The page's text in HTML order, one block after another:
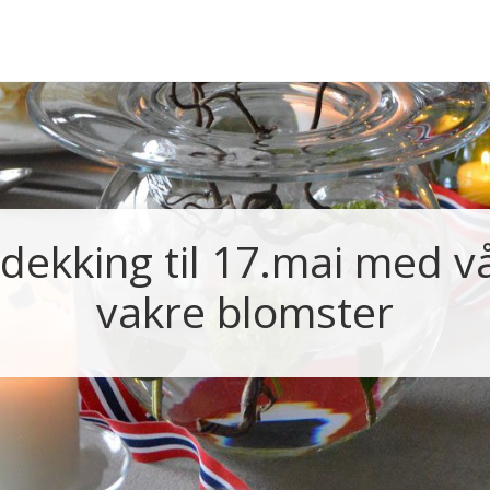
til 17.mai med
vakre blomster